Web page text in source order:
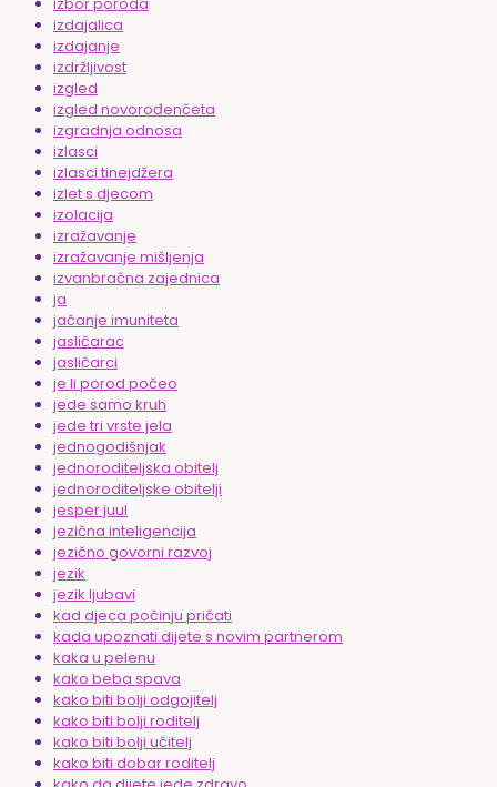
izdajalica
izdajanje
izdržljivost
izgled
izgled novorođenčeta
izgradnja odnosa
izlasci
izlasci tinejdžera
izlet s djecom
izolacija
izražavanje
izražavanje mišljenja
izvanbračna zajednica
ja
jačanje imuniteta
jasličarac
jasličarci
je li porod počeo
jede samo kruh
jede tri vrste jela
jednogodišnjak
jednoroditeljska obitelj
jednoroditeljske obitelji
jesper juul
jezična inteligencija
jezično govorni razvoj
jezik
jezik ljubavi
kad djeca počinju pričati
kada upoznati dijete s novim partnerom
kaka u pelenu
kako beba spava
kako biti bolji odgojitelj
kako biti bolji roditelj
kako biti bolji učitelj
kako biti dobar roditelj